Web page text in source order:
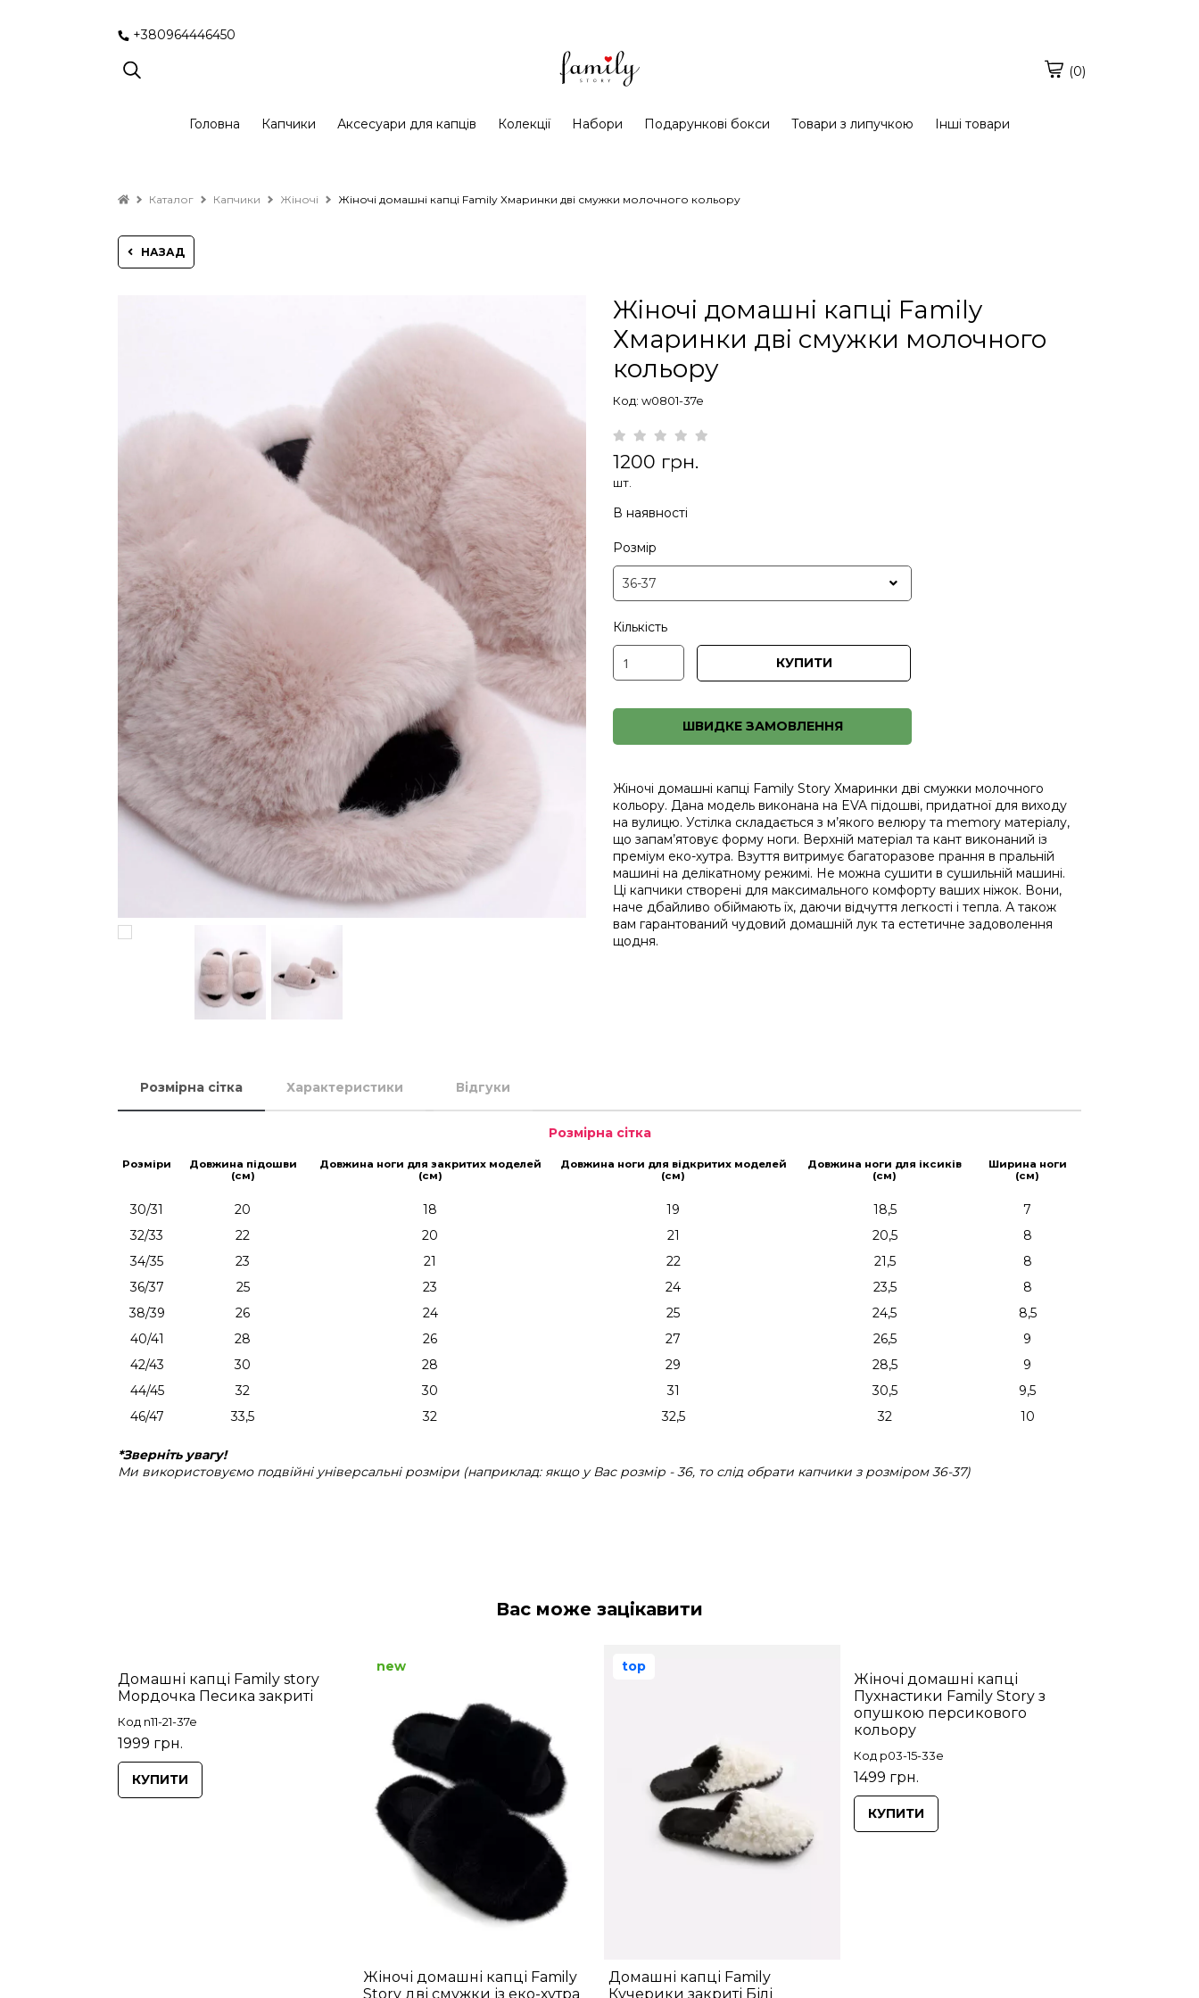
+380964446450
(0)
Головна Капчики Аксесуари для капців Колекції Набори Подарункові бокси Товари з липучкою Інші товари
Каталог Капчики Жіночі Жіночі домашні капці Family Хмаринки дві смужки молочного кольору
НАЗАД
Жіночі домашні капці Family
Хмаринки дві смужки молочного
кольору
Код: w0801-37e
1200 грн.
шт.
В наявності
Розмір
Кількість
КУПИТИ
ШВИДКЕ ЗАМОВЛЕННЯ
Жіночі домашні капці Family Story Хмаринки дві смужки молочного
кольору. Дана модель виконана на EVA підошві, придатної для виходу
на вулицю. Устілка складається з м’якого велюру та memory матеріалу,
що запам’ятовує форму ноги. Верхній матеріал та кант виконаний із
преміум еко-хутра. Взуття витримує багаторазове прання в пральній
машині на делікатному режимі. Не можна сушити в сушильній машині.
Ці капчики створені для максимального комфорту ваших ніжок. Вони,
наче дбайливо обіймають їх, даючи відчуття легкості і тепла. А також
вам гарантований чудовий домашній лук та естетичне задоволення
щодня.
Розмірна сітка Характеристики Відгуки
Розмірна сітка
Розміри
Довжина підошви
(см)
Довжина ноги для закритих моделей
(см)
Довжина ноги для відкритих моделей
(см)
Довжина ноги для іксиків
(см)
Ширина ноги
(см)
30/31 20 18 19 18,5
7
32/33
22 20 21 20,5
8
34/35
23 21 22 21,5
8
36/37
25 23 24 23,5
8
38/39
26 24 25 24,5
8,5
40/41
28 26 27 26,5
9
42/43
30 28 29 28,5
9
44/45
32 30 31 30,5
9,5
46/47
33,5 32 32,5 32 10
*Зверніть увагу!
Ми використовуємо подвійні універсальні розміри (наприклад: якщо у Вас розмір - 36, то слід обрати капчики з розміром 36-37)
Вас може зацікавити
Домашні капці Family story
Мордочка Песика закриті
Код n11-21-37e
1999 грн.
КУПИТИ
Жіночі домашні капці Family
Story дві смужки із еко-хутра
new
Домашні капці Family
Кучерики закриті Білі
top
Жіночі домашні капці
Пухнастики Family Story з
опушкою персикового
кольору
Код p03-15-33e
1499 грн.
КУПИТИ